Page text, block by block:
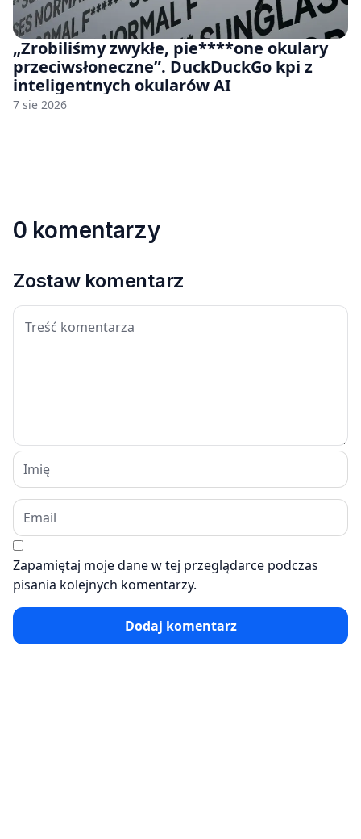
„Zrobiliśmy zwykłe, pie****one okulary
przeciwsłoneczne”. DuckDuckGo kpi z
inteligentnych okularów AI
7 sie 2026
0 komentarzy
Zostaw komentarz
Zapamiętaj moje dane w tej przeglądarce podczas
pisania kolejnych komentarzy.
Dodaj komentarz